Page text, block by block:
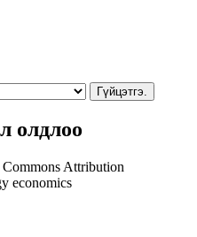
Гүйцэтгэ.
олдлоо
Commons Attribution
economics